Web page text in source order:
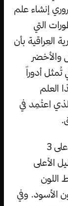
إنشاء علم
التي
العِراقية بأن
والأخضر
تُمثل أدوراً
العلم
اعتُمِد في
: يتكوَّن مِن مستطيل يحتوي على 3
الأعلى
اللون
الأسود. وفي